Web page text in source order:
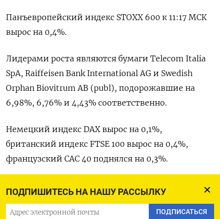
ПОДПИШИТЕСЬ НА НАШУ РАССЫЛКУ
ПОДПИСАТЬСЯ
Панъевропейский индекс STOXX 600 к 11:17 МСК
вырос на 0,4%.
Лидерами роста являются бумаги Telecom Italia
SpA, Raiffeisen Bank International AG и Swedish
Orphan Biovitrum AB (publ), подорожавшие на
6,98%, 6,76% и 4,43% соответственно.
Немецкий индекс DAX вырос на 0,1%,
британский индекс FTSE 100 вырос на 0,4%,
французский CAC 40 поднялся на 0,3%.
доступен по коду: (Шашват Чаухан и Амир
Орусов)